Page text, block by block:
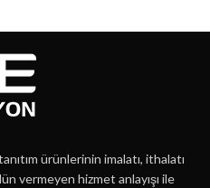
ürünlerinin imalatı, ithalatı
vermeyen hizmet anlayışı ile